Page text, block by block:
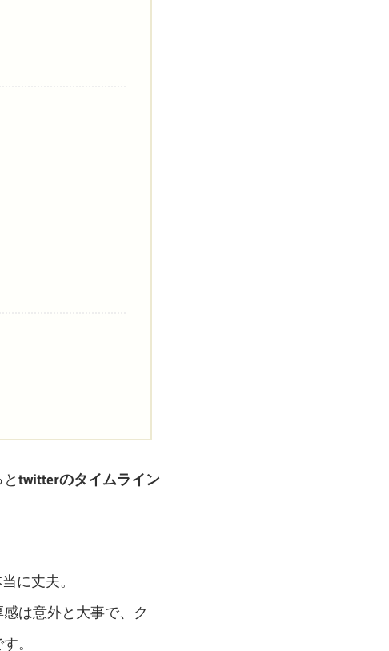
twitterのタイムライン
に丈夫。
は意外と大事で、ク
。